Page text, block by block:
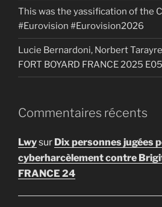
This was the yassification of the
#Eurovision #Eurovision2026
Lucie Bernardoni, Norbert
FORT BOYARD FRANCE 2025 E05
Commentaires récents
Lwysur Dix personnes jugées
cyberharcèlement contre
FRANCE 24